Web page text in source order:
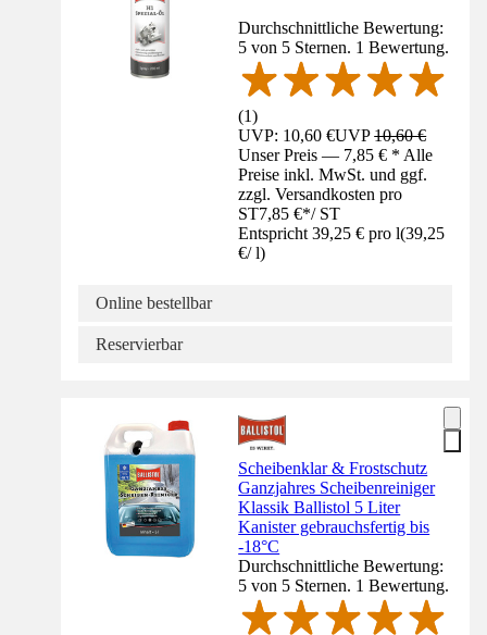
Durchschnittliche Bewertung:
5 von 5 Sternen. 1 Bewertung.
(1)
UVP: 10,60 €UVP10,60 €
Unser Preis — 7,85 € * Alle
Preise inkl. MwSt. und ggf.
zzgl. Versandkosten pro
ST7,85 €*/ ST
Entspricht 39,25 € pro l(39,25
€/ l)
Online bestellbar
Reservierbar
Scheibenklar & Frostschutz
Ganzjahres Scheibenreiniger
Klassik Ballistol 5 Liter
Kanister gebrauchsfertig bis
-18°C
Durchschnittliche Bewertung:
5 von 5 Sternen. 1 Bewertung.